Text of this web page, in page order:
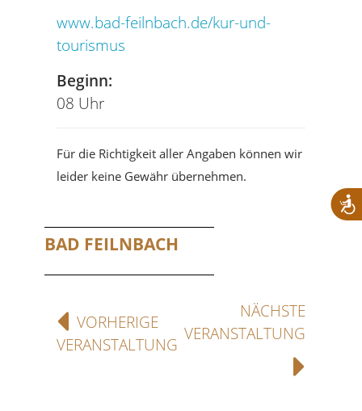
www.bad-feilnbach.de/kur-und-
tourismus
Beginn:
08 Uhr
Für die Richtigkeit aller Angaben können wir
leider keine Gewähr übernehmen.
BAD FEILNBACH
VORHERIGE
VERANSTALTUNG
NÄCHSTE
VERANSTALTUNG